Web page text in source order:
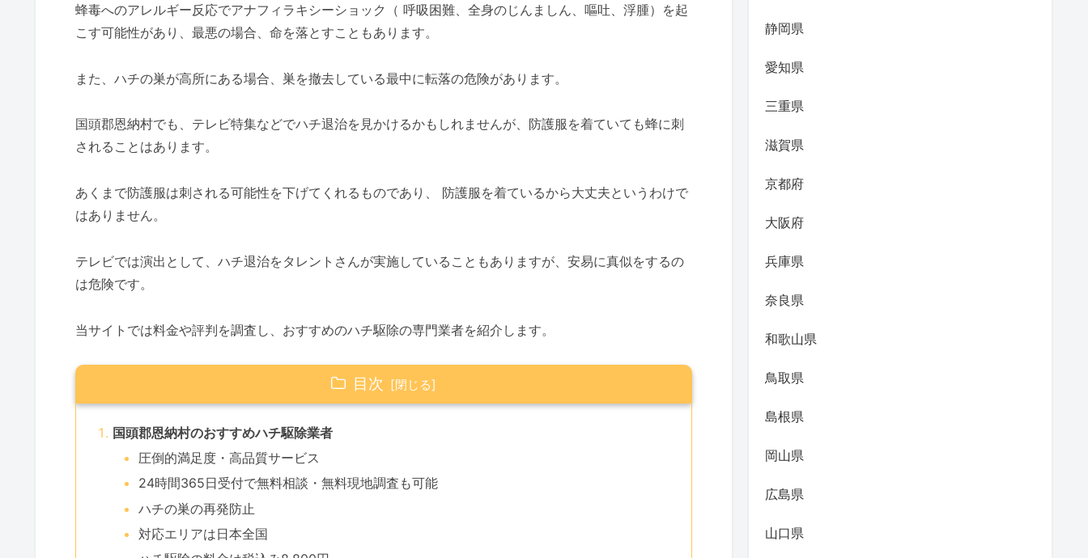
蜂毒へのアレルギー反応でアナフィラキシーショック（ 呼吸困難、全身のじんましん、嘔吐、浮腫）を起
こす可能性があり、最悪の場合、命を落とすこともあります。
また、ハチの巣が高所にある場合、巣を撤去している最中に転落の危険があります。
国頭郡恩納村でも、テレビ特集などでハチ退治を見かけるかもしれませんが、防護服を着ていても蜂に刺
されることはあります。
あくまで防護服は刺される可能性を下げてくれるものであり、 防護服を着ているから大丈夫というわけで
はありません。
テレビでは演出として、ハチ退治をタレントさんが実施していることもありますが、安易に真似をするの
は危険です。
当サイトでは料金や評判を調査し、おすすめのハチ駆除の専門業者を紹介します。
目次
国頭郡恩納村のおすすめハチ駆除業者
圧倒的満足度・高品質サービス
24時間365日受付で無料相談・無料現地調査も可能
ハチの巣の再発防止
対応エリアは日本全国
静岡県
愛知県
三重県
滋賀県
京都府
大阪府
兵庫県
奈良県
和歌山県
鳥取県
島根県
岡山県
広島県
山口県